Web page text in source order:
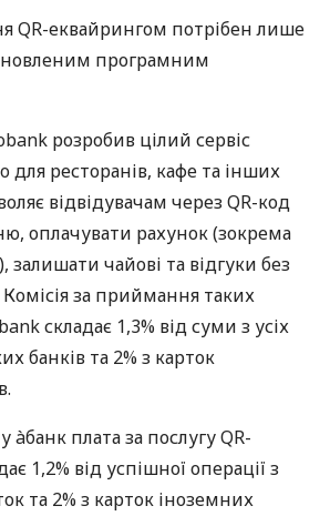
QR-еквайрингом потрібен лише
програмним
розробив цілий сервіс
для ресторанів, кафе та інших
відвідувачам через QR-код
оплачувати рахунок (зокрема
залишати чайові та відгуки без
Комісія за приймання таких
складає 1,3% від суми з усіх
банків та 2% з карток
àбанк плата за послугу QR-
1,2% від успішної операції з
та 2% з карток іноземних